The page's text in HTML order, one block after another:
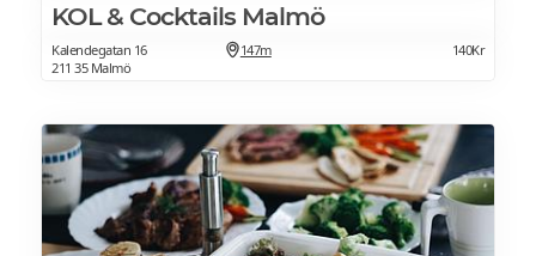
KOL & Cocktails Malmö
Kalendegatan 16
211 35 Malmö
147m 140Kr